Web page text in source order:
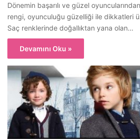
Dönemin başarılı ve güzel
rengi, oyunculuğu güzelliği ile dikkatleri
Saç renklerinde doğallıktan yana olan…
Devamını Oku »